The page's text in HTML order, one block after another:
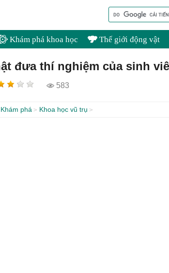
Khám phá khoa học Thế giới động vật
đưa thí nghiệm của sinh
583
Khám phá Khoa học vũ trụ